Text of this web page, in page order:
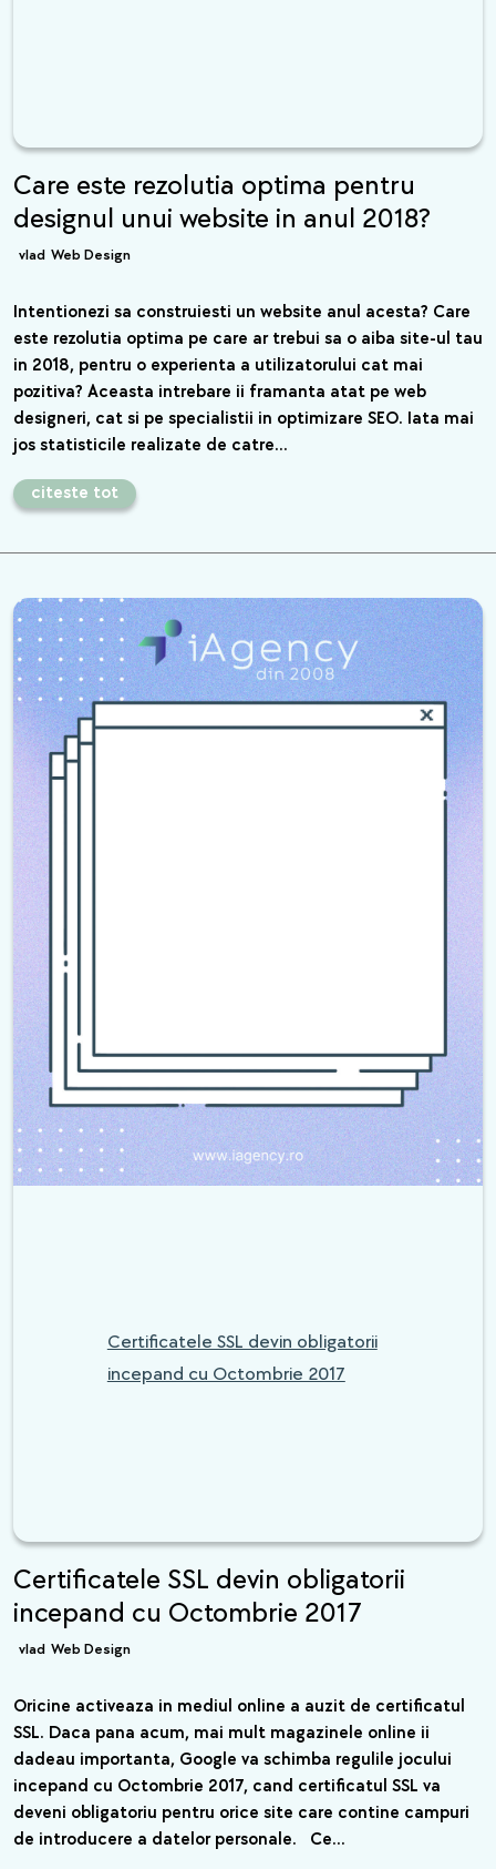
Care este rezolutia optima pentru
designul unui website in anul 2018?
vlad Web Design
Intentionezi sa construiesti un website anul acesta? Care
este rezolutia optima pe care ar trebui sa o aiba site-ul tau
in 2018, pentru o experienta a utilizatorului cat mai
pozitiva? Aceasta intrebare ii framanta atat pe web
designeri, cat si pe specialistii in optimizare SEO. Iata mai
jos statisticile realizate de catre…
citeste tot
Certificatele SSL devin obligatorii
incepand cu Octombrie 2017
Certificatele SSL devin obligatorii
incepand cu Octombrie 2017
vlad Web Design
Oricine activeaza in mediul online a auzit de certificatul
SSL. Daca pana acum, mai mult magazinele online ii
dadeau importanta, Google va schimba regulile jocului
incepand cu Octombrie 2017, cand certificatul SSL va
deveni obligatoriu pentru orice site care contine campuri
de introducere a datelor personale. Ce…